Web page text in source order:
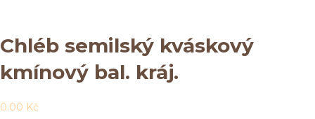
Chléb semilský kváskový
kmínový bal. kráj.
0.00 Kč